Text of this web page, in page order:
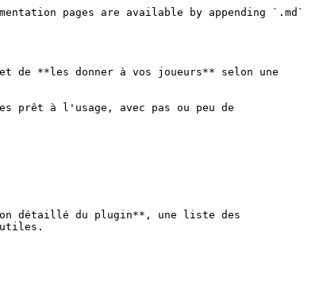
pages are available by appending `.md`
de **les donner à vos joueurs** selon une
prêt à l'usage, avec pas ou peu de
détaillé du plugin**, une liste des